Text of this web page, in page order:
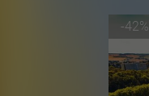
-42%